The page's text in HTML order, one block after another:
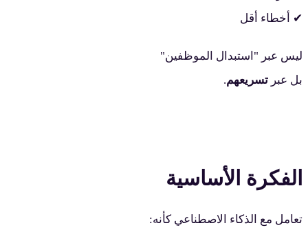
✔ أخطاء أقل
ليس عبر "استبدال الموظفين"
بل عبر تسريعهم.
الفكرة الأساسية
تعامل مع الذكاء الاصطناعي كأنه: